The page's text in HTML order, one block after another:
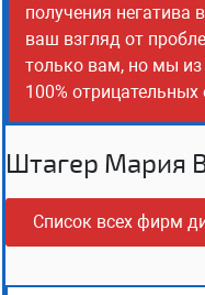
получения негатива
ваш взгляд от
только вам, но мы из
100%
Штагер Мария
Список всех фирм